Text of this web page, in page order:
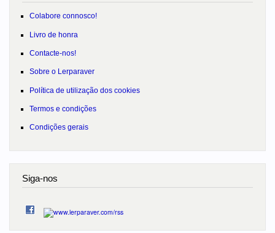
Colabore connosco!
Livro de honra
Contacte-nos!
Sobre o Lerparaver
Política de utilização dos cookies
Termos e condições
Condições gerais
Siga-nos